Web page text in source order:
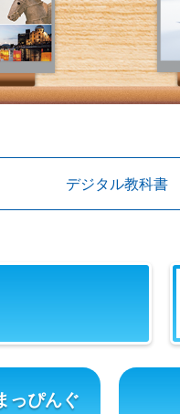
デジタル教科書
っぴんぐ